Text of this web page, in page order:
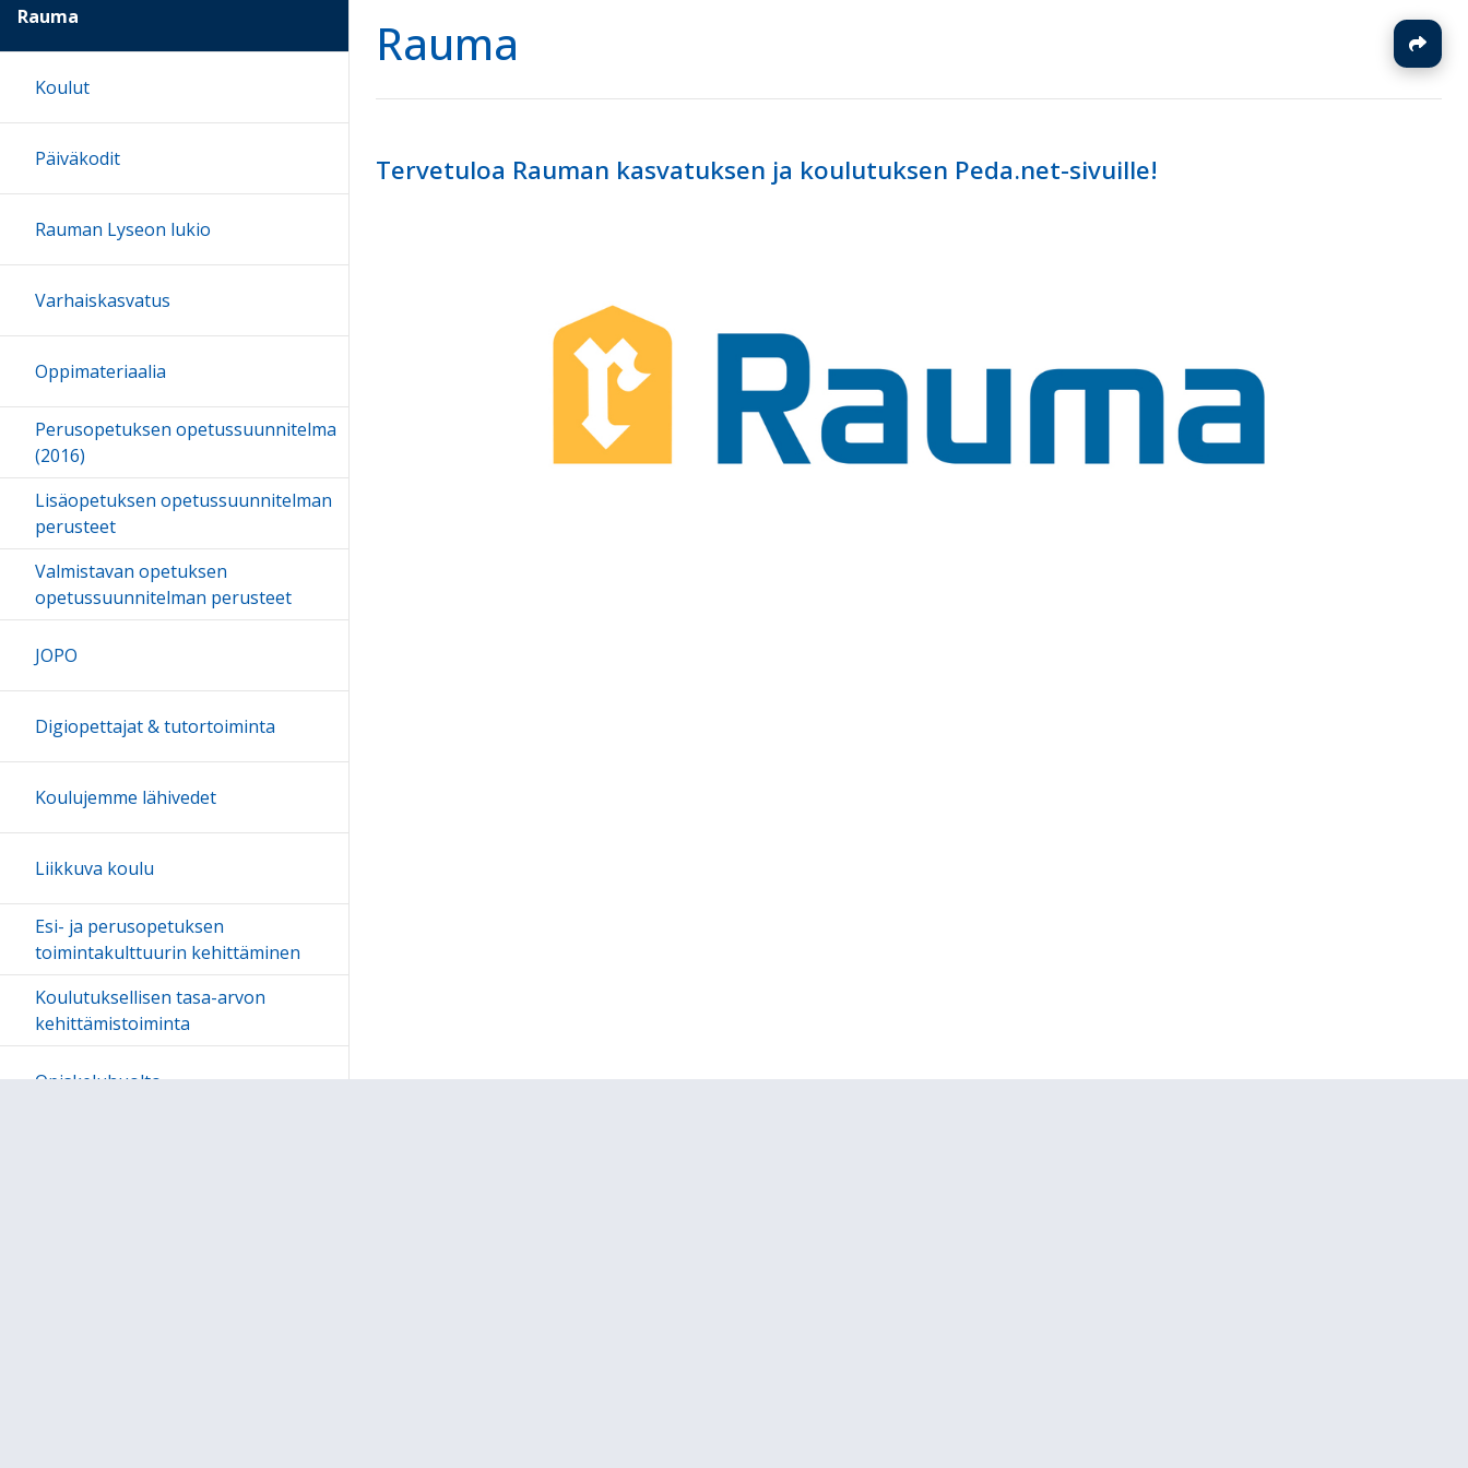
Rauma
Tervetuloa Rauman kasvatuksen ja koulutuksen Peda.net-sivuille!
Rauma
Koulut
Päiväkodit
Rauman Lyseon lukio
Varhaiskasvatus
Oppimateriaalia
Perusopetuksen opetussuunnitelma
(2016)
Lisäopetuksen opetussuunnitelman
perusteet
Valmistavan opetuksen
opetussuunnitelman perusteet
JOPO
Digiopettajat & tutortoiminta
Koulujemme lähivedet
Liikkuva koulu
Esi- ja perusopetuksen
toimintakulttuurin kehittäminen
Koulutuksellisen tasa-arvon
kehittämistoiminta
Opiskeluhuolto